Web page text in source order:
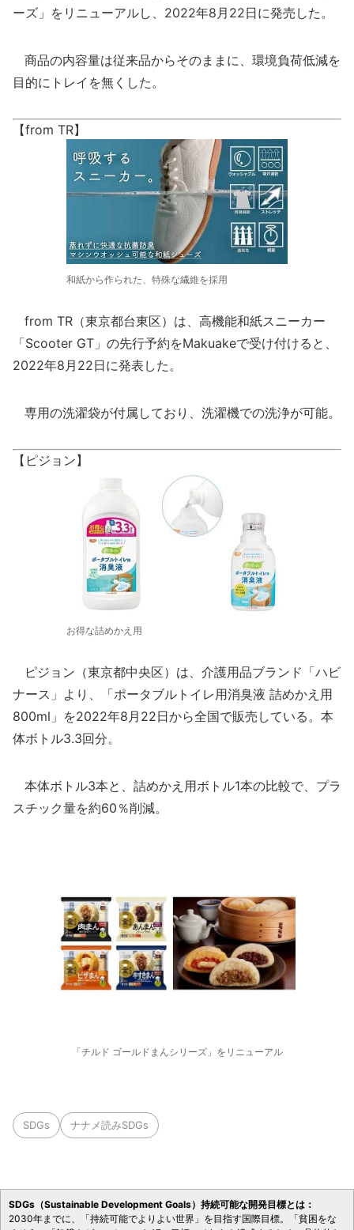
ーズ」をリニューアルし、2022年8月22日に発売した。
商品の内容量は従来品からそのままに、環境負荷低減を
目的にトレイを無くした。
【from TR】
和紙から作られた、特殊な繊維を採用
from TR（東京都台東区）は、高機能和紙スニーカー
「Scooter GT」の先行予約をMakuakeで受け付けると、
2022年8月22日に発表した。
専用の洗濯袋が付属しており、洗濯機での洗浄が可能。
【ピジョン】
お得な詰めかえ用
ピジョン（東京都中央区）は、介護用品ブランド「ハビ
ナース」より、「ポータブルトイレ用消臭液 詰めかえ用
800ml」を2022年8月22日から全国で販売している。本
体ボトル3.3回分。
本体ボトル3本と、詰めかえ用ボトル1本の比較で、プラ
スチック量を約60％削減。
「チルド ゴールドまんシリーズ」をリニューアル
SDGs ナナメ読みSDGs
SDGs（Sustainable Development Goals）持続可能な開発目標とは：
2030年までに、「持続可能でよりよい世界」を目指す国際目標。「貧困をな